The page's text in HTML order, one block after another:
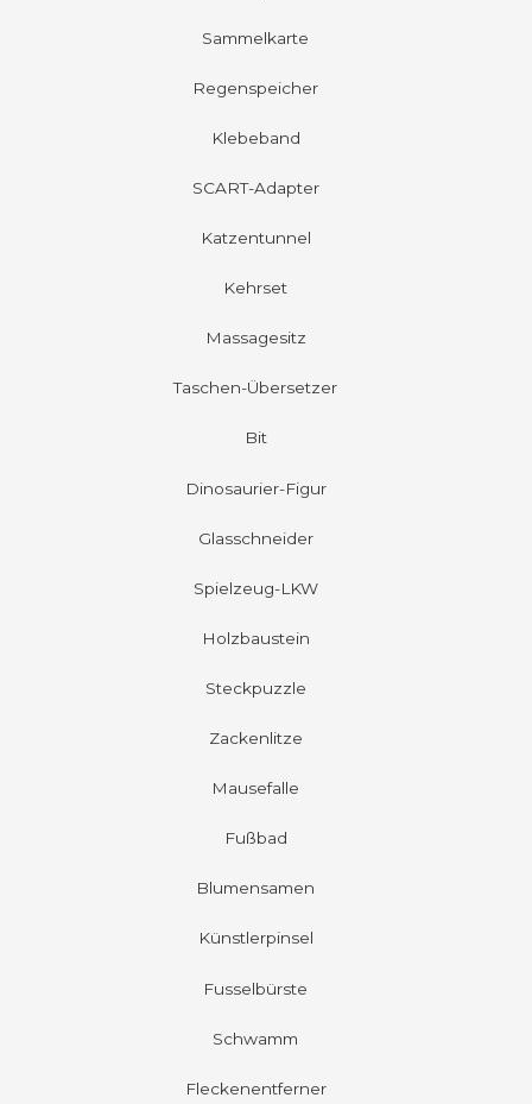
Sammelkarte
Regenspeicher
Klebeband
SCART-Adapter
Katzentunnel
Kehrset
Massagesitz
Taschen-Übersetzer
Bit
Dinosaurier-Figur
Glasschneider
Spielzeug-LKW
Holzbaustein
Steckpuzzle
Zackenlitze
Mausefalle
Fußbad
Blumensamen
Künstlerpinsel
Fusselbürste
Schwamm
Fleckenentferner